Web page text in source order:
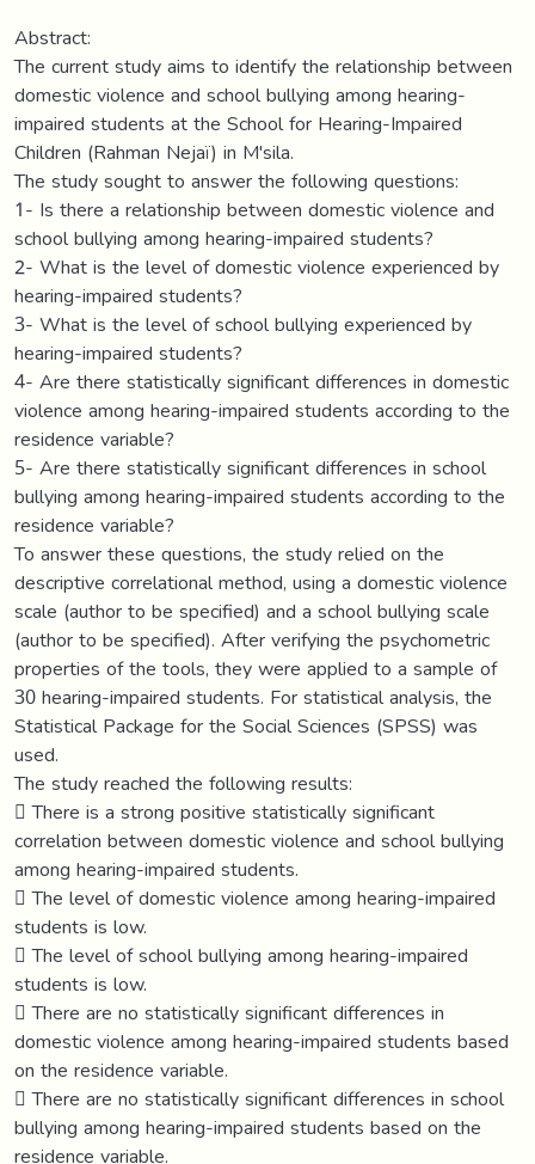
Abstract:
The current study aims to identify the relationship between
domestic violence and school bullying among hearing-
impaired students at the School for Hearing-Impaired
Children (Rahman Nejaï) in M'sila.
The study sought to answer the following questions:
1- Is there a relationship between domestic violence and
school bullying among hearing-impaired students?
2- What is the level of domestic violence experienced by
hearing-impaired students?
3- What is the level of school bullying experienced by
hearing-impaired students?
4- Are there statistically significant differences in domestic
violence among hearing-impaired students according to the
residence variable?
5- Are there statistically significant differences in school
bullying among hearing-impaired students according to the
residence variable?
To answer these questions, the study relied on the
descriptive correlational method, using a domestic violence
scale (author to be specified) and a school bullying scale
(author to be specified). After verifying the psychometric
properties of the tools, they were applied to a sample of
30 hearing-impaired students. For statistical analysis, the
Statistical Package for the Social Sciences (SPSS) was
used.
The study reached the following results:
 There is a strong positive statistically significant
correlation between domestic violence and school bullying
among hearing-impaired students.
 The level of domestic violence among hearing-impaired
students is low.
 The level of school bullying among hearing-impaired
students is low.
 There are no statistically significant differences in
domestic violence among hearing-impaired students based
on the residence variable.
 There are no statistically significant differences in school
bullying among hearing-impaired students based on the
residence variable.